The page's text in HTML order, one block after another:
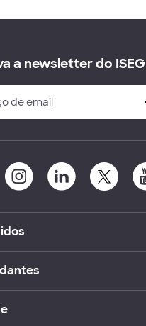
a newsletter do ISEG